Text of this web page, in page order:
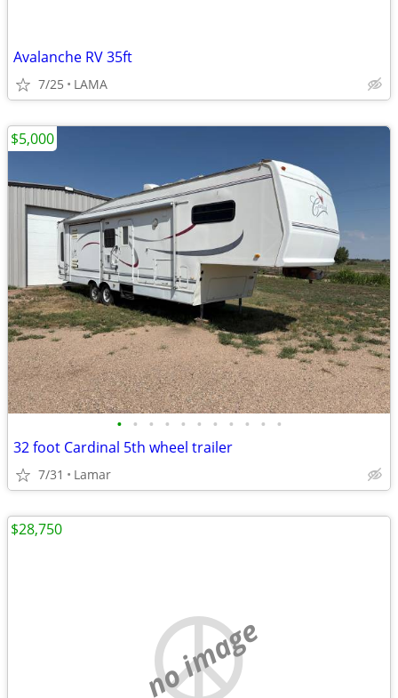
Avalanche RV 35ft
7/25 LAMA
• • • • • • • • • • •
32 foot Cardinal 5th wheel trailer
7/31 Lamar
$5,000
no image
$28,750